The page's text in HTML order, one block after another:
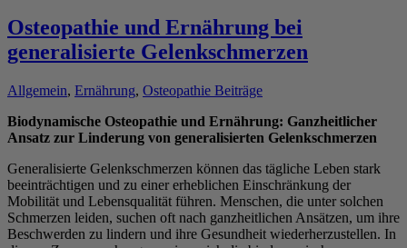
Osteopathie und Ernährung bei
generalisierte Gelenkschmerzen
Allgemein, Ernährung, Osteopathie Beiträge
Biodynamische Osteopathie und Ernährung: Ganzheitlicher
Ansatz zur Linderung von generalisierten Gelenkschmerzen
Generalisierte Gelenkschmerzen können das tägliche Leben stark
beeinträchtigen und zu einer erheblichen Einschränkung der
Mobilität und Lebensqualität führen. Menschen, die unter solchen
Schmerzen leiden, suchen oft nach ganzheitlichen Ansätzen, um ihre
Beschwerden zu lindern und ihre Gesundheit wiederherzustellen. In